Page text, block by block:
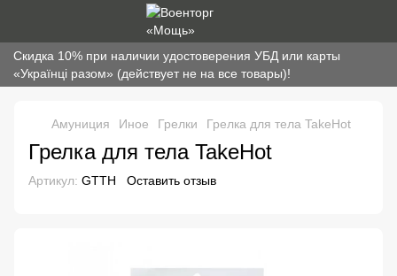
Скидка 10% при наличии удостоверения УБД или карты
«Українці разом» (действует не на все товары)!
Амуниция Иное Грелки Грелка для тела TakeHot
Грелка для тела TakeHot
Артикул: GTTH Оставить отзыв